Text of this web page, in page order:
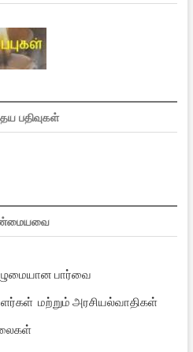
பதிவுகள்
பார்வை
மற்றும் அரசியல்வாதிகள்